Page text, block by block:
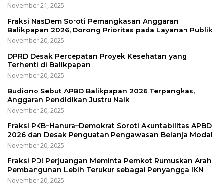
November 21, 2025
Fraksi NasDem Soroti Pemangkasan Anggaran
Balikpapan 2026, Dorong Prioritas pada Layanan Publik
November 20, 2025
DPRD Desak Percepatan Proyek Kesehatan yang
Terhenti di Balikpapan
November 20, 2025
Budiono Sebut APBD Balikpapan 2026 Terpangkas,
Anggaran Pendidikan Justru Naik
November 20, 2025
Fraksi PKB–Hanura–Demokrat Soroti Akuntabilitas APBD
2026 dan Desak Penguatan Pengawasan Belanja Modal
November 20, 2025
Fraksi PDI Perjuangan Meminta Pemkot Rumuskan Arah
Pembangunan Lebih Terukur sebagai Penyangga IKN
November 20, 2025